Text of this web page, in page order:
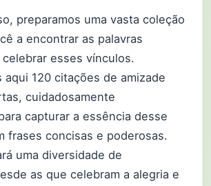
preparamos uma vasta coleção
a encontrar as palavras
esses vínculos.
aqui 120 citações de amizade
cuidadosamente
capturar a essência desse
frases concisas e poderosas.
uma diversidade de
as que celebram a alegria e